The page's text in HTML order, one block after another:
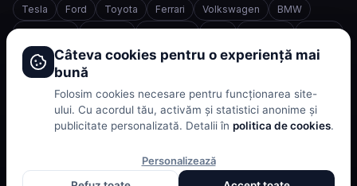
Tesla Ford Toyota Ferrari Volkswagen
BMW
Mercedes
Porsche Chevrolet BYD McLaren Honda
INFORMATII
Despre noi
Redactia
Confidentialitate
Câteva cookies pentru o experiență mai
bună
Folosim cookies necesare pentru funcționarea site-
ului. Cu acordul tău, activăm și statistici anonime și
publicitate personalizată. Detalii în politica de cookies.
Personalizează